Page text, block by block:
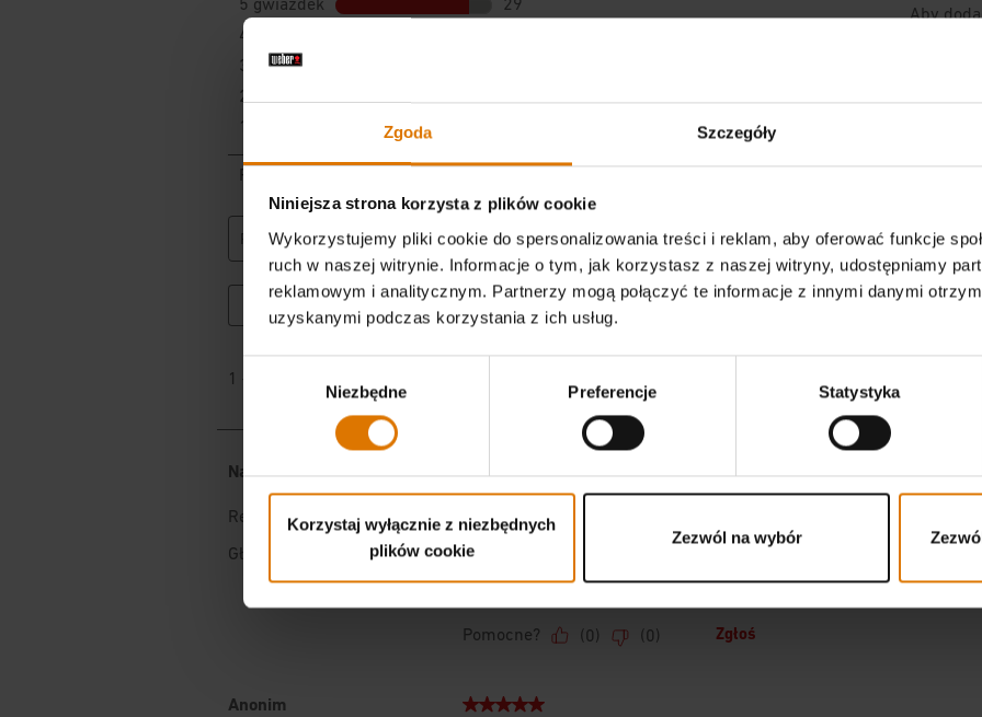
Zgoda Szczegóły
Niniejsza strona korzysta z plików cookie
Wykorzystujemy pliki cookie do spersonalizowania treści i reklam, aby oferować funkcje
ruch w naszej witrynie. Informacje o tym, jak korzystasz z naszej witryny, udostępniamy
reklamowym i analitycznym. Partnerzy mogą połączyć te informacje z innymi danymi
uzyskanymi podczas korzystania z ich usług.
Niezbędne Preferencje Statystyka
Korzystaj wyłącznie z niezbędnych
plików cookie
Zezwól na wybór